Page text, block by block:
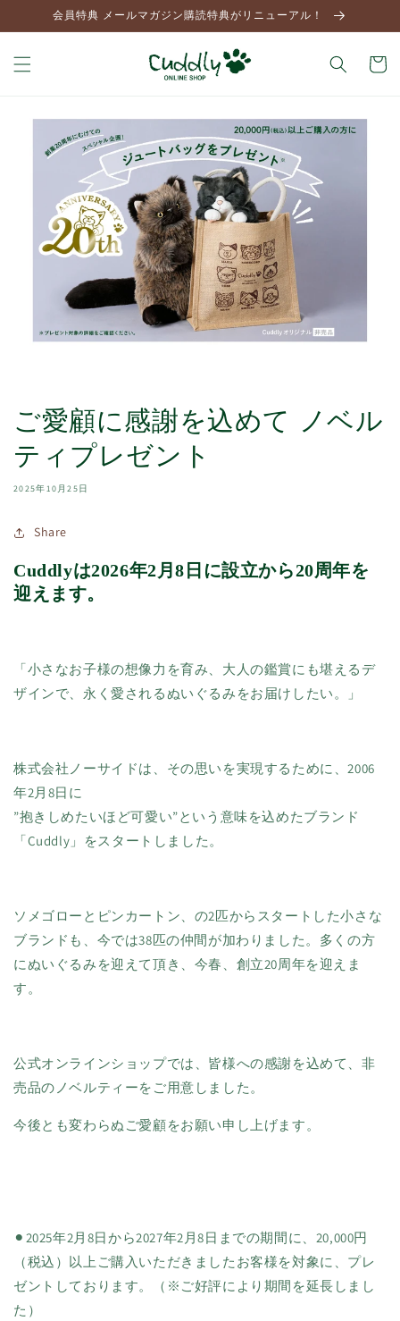
ンツに
進む
会員特典 メールマガジン購読特典がリニューアル！
ー
ご愛顧に感謝を込めて ノベル
ティプレゼント
2025年10月25日
Share
Cuddlyは2026年2 月8 日に設立から20周年を
迎えます。
「小さなお子様の想像力を育み、大人の鑑賞にも堪えるデ
ザインで、永く愛されるぬいぐるみをお届けしたい。」
株式会社ノーサイドは、その思いを実現するために、2006
年2月8日に
”抱きしめたいほど可愛い”という意味を込めたブランド
「Cuddly」をスタートしました。
ソメゴローとピンカートン、の2匹からスタートした小さな
ブランドも、今では38匹の仲間が加わりました。多くの方
にぬいぐるみを迎えて頂き、今春、創立20周年を迎えま
す。
公式オンラインショップでは、皆様への感謝を込めて、非
売品のノベルティーをご用意しました。
今後とも変わらぬご愛顧をお願い申し上げます。
⚫︎2025年2月8日から2027年2月8日までの期間に、20,000円
（税込）以上ご購入いただきましたお客様を対象に、プレ
ゼントしております。（※ご好評により期間を延長しまし
た）